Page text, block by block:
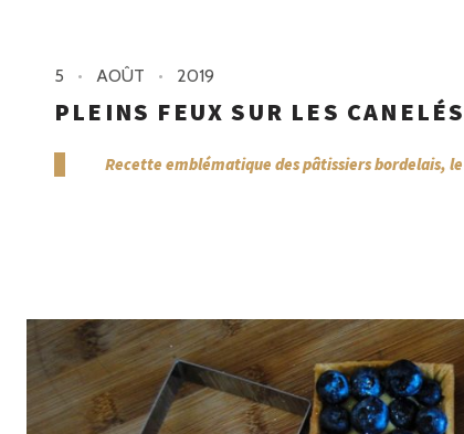
5 AOÛT 2019
PLEINS FEUX SUR LES
Recette emblématique des pâtissiers bordelais,